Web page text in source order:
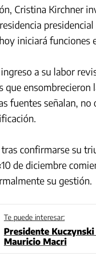
Cristina Kirchner
iniciará funciones
a su labor
que ensombrecieron
fuentes señalan, no
confirmarse su
de diciembre
su gestión.
Te puede interesar:
Presidente
Mauricio Macri